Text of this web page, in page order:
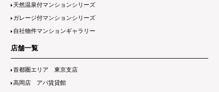
天然温泉付マンションシリーズ
ガレージ付マンションシリーズ
自社物件マンションギャラリー
店舗一覧
首都圏エリア 東京支店
高岡店 アパ賃貸館